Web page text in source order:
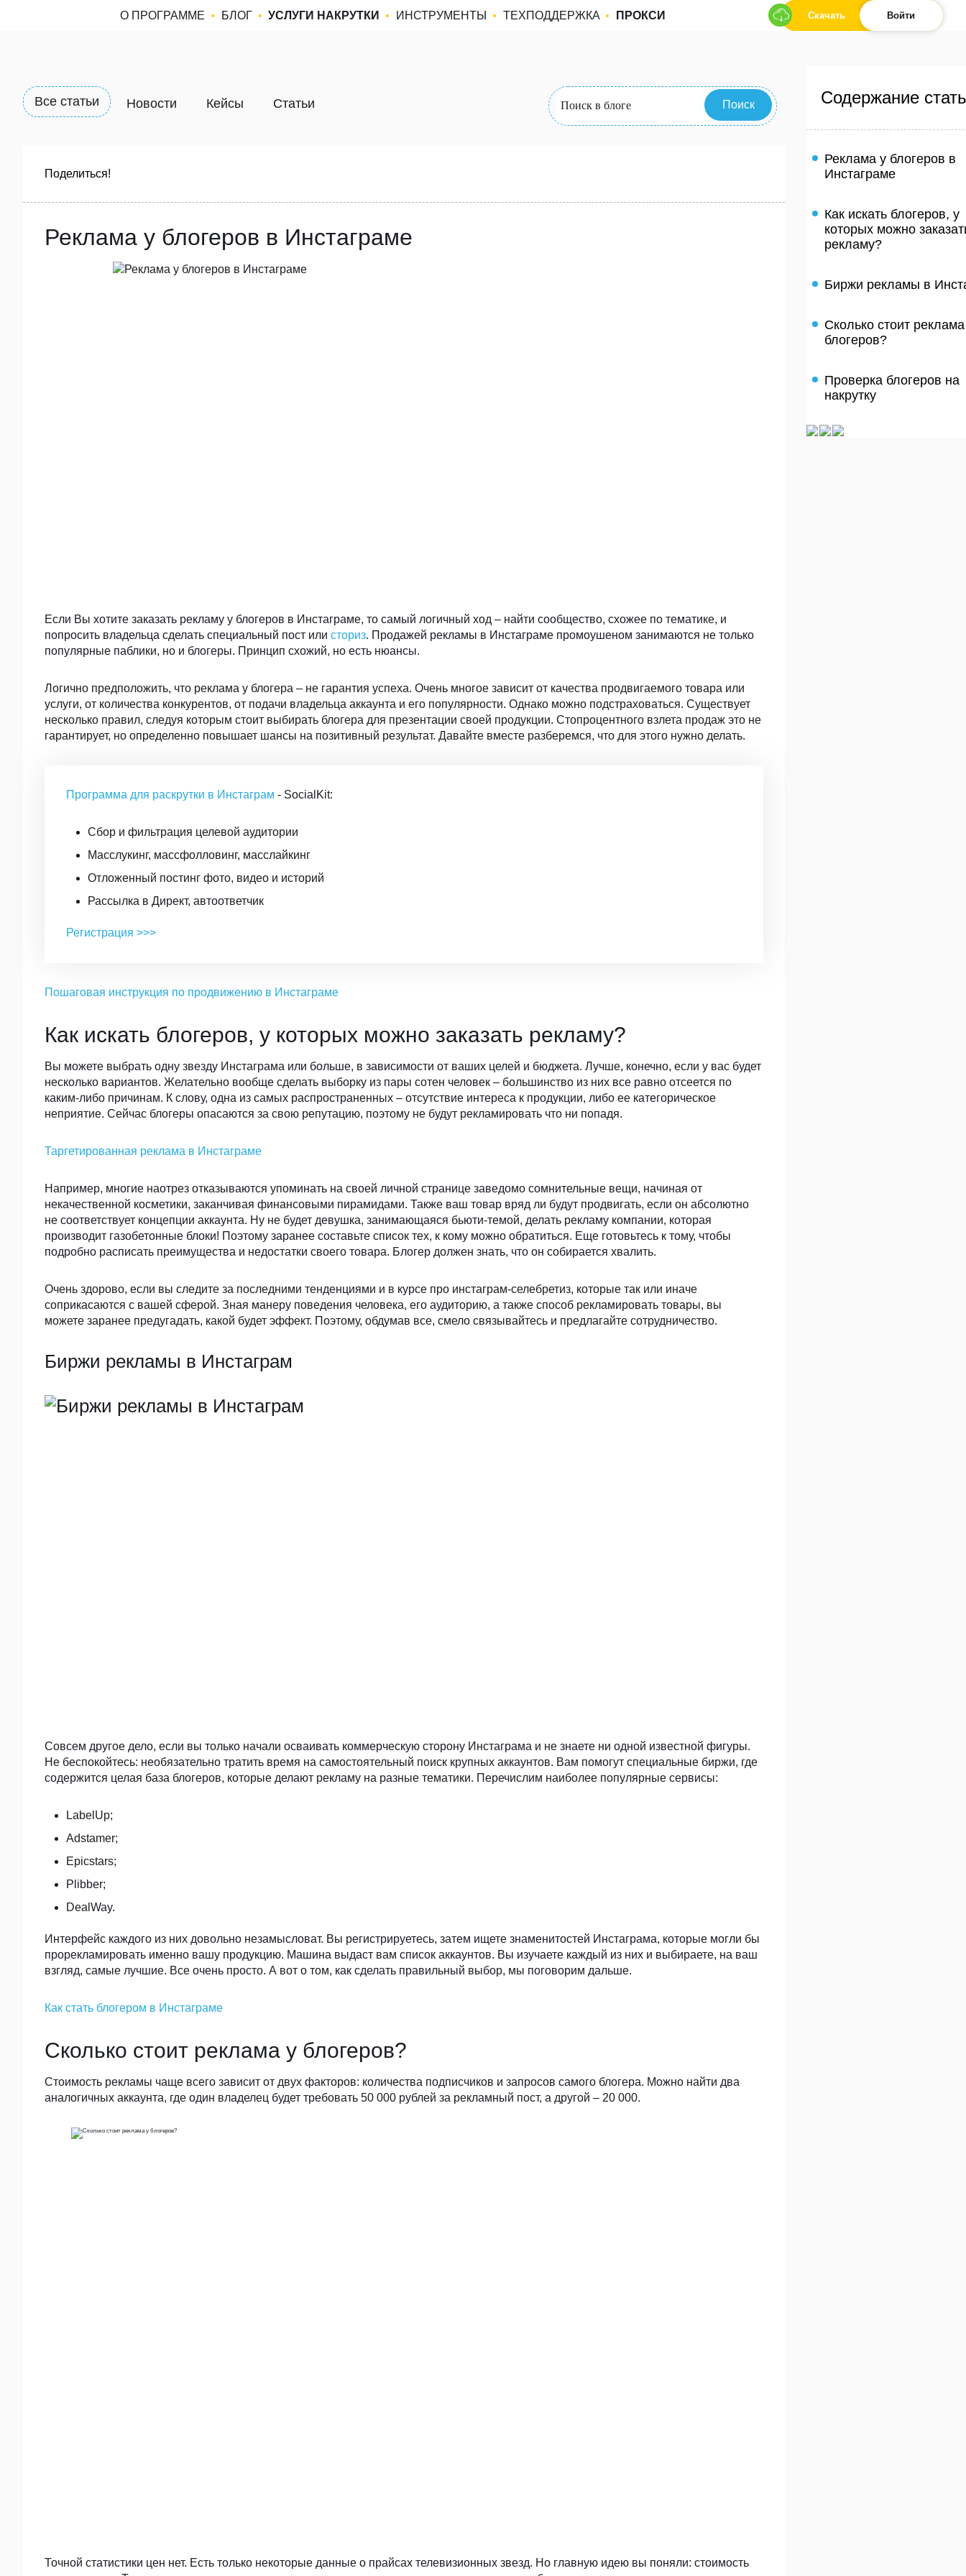
О ПРОГРАММЕ БЛОГ УСЛУГИ НАКРУТКИ ИНСТРУМЕНТЫ ТЕХПОДДЕРЖКА ПРОКСИ Скачать Войти
Все статьи Новости Кейсы Статьи Поиск
Поделиться!
Реклама у блогеров в Инстаграме
Если Вы хотите заказать рекламу у блогеров в Инстаграме, то самый логичный ход – найти сообщество, схожее по тематике, и
попросить владельца сделать специальный пост или сториз. Продажей рекламы в Инстаграме промоушеном занимаются не только
популярные паблики, но и блогеры. Принцип схожий, но есть нюансы.
Логично предположить, что реклама у блогера – не гарантия успеха. Очень многое зависит от качества продвигаемого товара или
услуги, от количества конкурентов, от подачи владельца аккаунта и его популярности. Однако можно подстраховаться. Существует
несколько правил, следуя которым стоит выбирать блогера для презентации своей продукции. Стопроцентного взлета продаж это не
гарантирует, но определенно повышает шансы на позитивный результат. Давайте вместе разберемся, что для этого нужно делать.
Программа для раскрутки в Инстаграм - SocialKit:
Сбор и фильтрация целевой аудитории
Масслукинг, массфолловинг, масслайкинг
Отложенный постинг фото, видео и историй
Рассылка в Директ, автоответчик
Регистрация >>>
Пошаговая инструкция по продвижению в Инстаграме
Как искать блогеров, у которых можно заказать рекламу?
Вы можете выбрать одну звезду Инстаграма или больше, в зависимости от ваших целей и бюджета. Лучше, конечно, если у вас будет
несколько вариантов. Желательно вообще сделать выборку из пары сотен человек – большинство из них все равно отсеется по
каким-либо причинам. К слову, одна из самых распространенных – отсутствие интереса к продукции, либо ее категорическое
неприятие. Сейчас блогеры опасаются за свою репутацию, поэтому не будут рекламировать что ни попадя.
Таргетированная реклама в Инстаграме
Например, многие наотрез отказываются упоминать на своей личной странице заведомо сомнительные вещи, начиная от
некачественной косметики, заканчивая финансовыми пирамидами. Также ваш товар вряд ли будут продвигать, если он абсолютно
не соответствует концепции аккаунта. Ну не будет девушка, занимающаяся бьюти-темой, делать рекламу компании, которая
производит газобетонные блоки! Поэтому заранее составьте список тех, к кому можно обратиться. Еще готовьтесь к тому, чтобы
подробно расписать преимущества и недостатки своего товара. Блогер должен знать, что он собирается хвалить.
Очень здорово, если вы следите за последними тенденциями и в курсе про инстаграм-селебретиз, которые так или иначе
соприкасаются с вашей сферой. Зная манеру поведения человека, его аудиторию, а также способ рекламировать товары, вы
можете заранее предугадать, какой будет эффект. Поэтому, обдумав все, смело связывайтесь и предлагайте сотрудничество.
Биржи рекламы в Инстаграм
Совсем другое дело, если вы только начали осваивать коммерческую сторону Инстаграма и не знаете ни одной известной фигуры.
Не беспокойтесь: необязательно тратить время на самостоятельный поиск крупных аккаунтов. Вам помогут специальные биржи, где
содержится целая база блогеров, которые делают рекламу на разные тематики. Перечислим наиболее популярные сервисы:
LabelUp;
Adstamer;
Epicstars;
Plibber;
DealWay.
Интерфейс каждого из них довольно незамысловат. Вы регистрируетесь, затем ищете знаменитостей Инстаграма, которые могли бы
прорекламировать именно вашу продукцию. Машина выдаст вам список аккаунтов. Вы изучаете каждый из них и выбираете, на ваш
взгляд, самые лучшие. Все очень просто. А вот о том, как сделать правильный выбор, мы поговорим дальше.
Как стать блогером в Инстаграме
Сколько стоит реклама у блогеров?
Стоимость рекламы чаще всего зависит от двух факторов: количества подписчиков и запросов самого блогера. Можно найти два
аналогичных аккаунта, где один владелец будет требовать 50 000 рублей за рекламный пост, а другой – 20 000.
Точной статистики цен нет. Есть только некоторые данные о прайсах телевизионных звезд. Но главную идею вы поняли: стоимость
Содержание
Реклама у блогеров в
Инстаграме
Как искать блогеров, у
которых можно
рекламу?
Биржи рекламы в
Сколько стоит
блогеров?
Проверка блогеров на
накрутку